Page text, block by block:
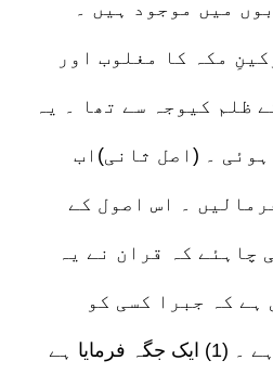
میں موجود ہیں ۔
مکہ کا مغلوب اور
ظلم کیوجہ سے تھا ۔ یہ
۔ (اصل ثانی)اب
۔ اس اصول کے
چاہئے کہ قران نے یہ
ہے کہ جبرا کسی کو
مسلمان بنانا غلط ہے ۔ (1) ایک جگہ فرمایا ہے